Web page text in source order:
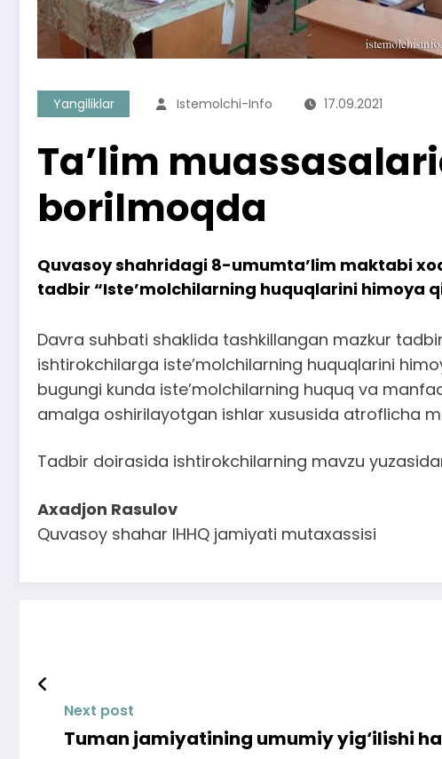
Yangiliklar Istemolchi-Info 17.09.2021
Ta’lim
borilmoqda
Quvasoy shahridagi 8-umumta’lim maktabi
tadbir “Iste’molchilarning huquqlarini himoya
Davra suhbati shaklida tashkillangan mazkur
ishtirokchilarga iste’molchilarning huquqlarini
bugungi kunda iste’molchilarning huquq va
amalga oshirilayotgan ishlar xususida atroflicha
Tadbir doirasida ishtirokchilarning mavzu
Axadjon Rasulov
Quvasoy shahar IHHQ jamiyati mutaxassisi
Next post
Tuman jamiyatining umumiy yig‘ilishi